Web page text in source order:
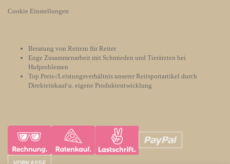
Cookie Einstellungen
Beratung von Reitern für Reiter
Enge Zusammenarbeit mit Schmieden und Tierärzten bei
Hufproblemen
Top Preis-/Leistungsverhältnis unserer Reitsportartikel durch
Direkteinkauf u. eigene Produktentwicklung